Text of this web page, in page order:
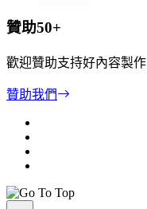
贊助50+
歡迎贊助支持好內容製作
贊助我們